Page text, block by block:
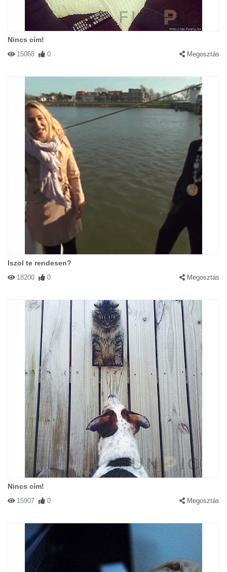
Nincs cím!
15068 0 Megosztás
Iszol te rendesen?
18200 0 Megosztás
Nincs cím!
15907 0 Megosztás